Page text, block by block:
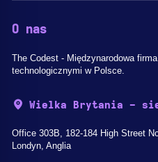
O nas
The Codest - Międzynarodowa
technologicznymi w Polsce.
Wielka Brytania -
Office 303B, 182-184 High Street
Londyn, Anglia